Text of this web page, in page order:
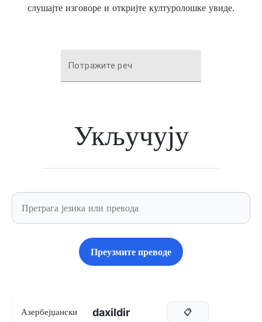
слушајте изговоре и откријте културолошке увиде.
Потражите реч
Укључују
Преузмите преводе
Азербејџански daxildir 📋